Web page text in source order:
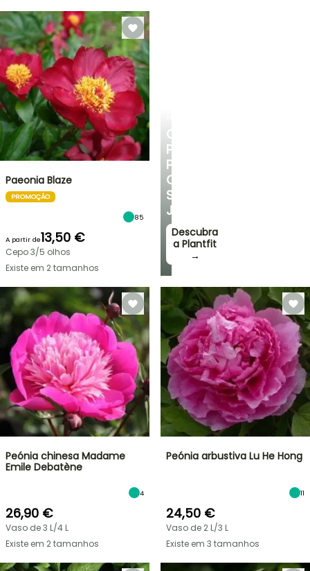
CONSELHOS
PERSONALIZADOS
PARA
O
SEU
JARDIM
Descubra
a Plantfit
→
Paeonia Blaze
PROMOÇÃO
85
A partir de13,50 €
Cepo 3/5 olhos
Existe em 2 tamanhos
Peónia chinesa Madame
Emile Debatène
4
26,90 €
Vaso de 3 L/4 L
Existe em 2 tamanhos
Peónia arbustiva Lu He Hong
11
24,50 €
Vaso de 2 L/3 L
Existe em 3 tamanhos